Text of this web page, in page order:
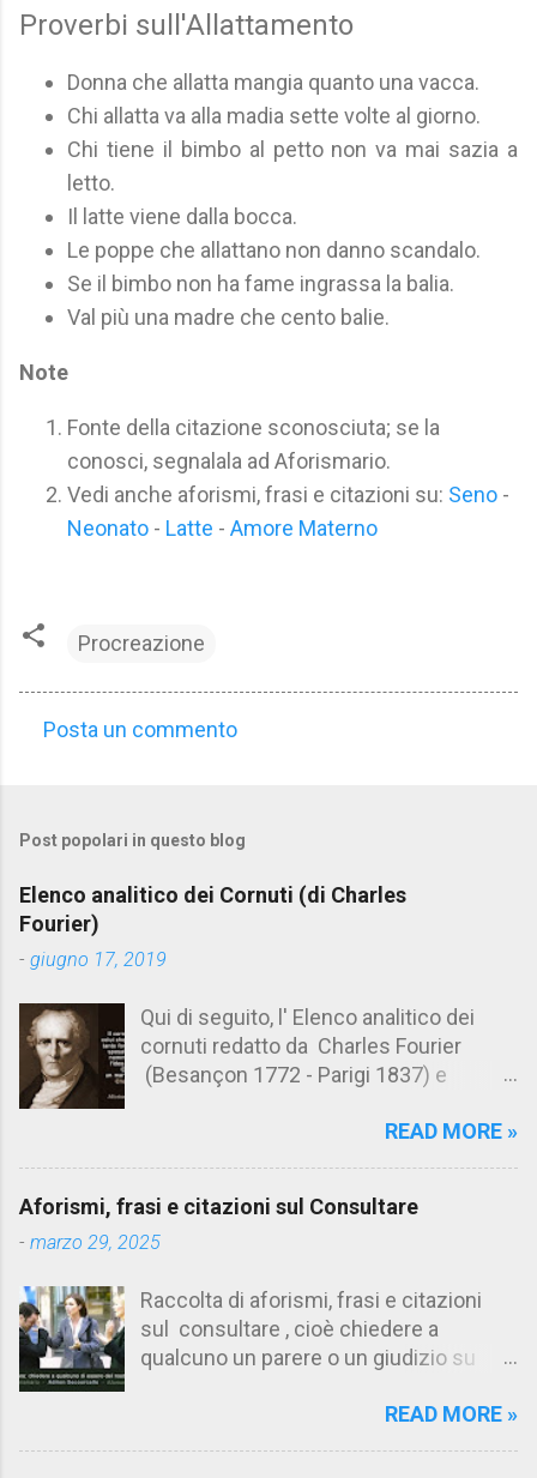
Proverbi sull'Allattamento
Donna che allatta mangia quanto una vacca.
Chi allatta va alla madia sette volte al giorno.
Chi tiene il bimbo al petto non va mai sazia a
letto.
Il latte viene dalla bocca.
Le poppe che allattano non danno scandalo.
Se il bimbo non ha fame ingrassa la balia.
Val più una madre che cento balie.
Note
Fonte della citazione sconosciuta; se la
conosci, segnalala ad Aforismario.
Vedi anche aforismi, frasi e citazioni su: Seno -
Neonato - Latte - Amore Materno
Procreazione
m
e
n
t
Posta un commento
Post popolari in questo blog
Elenco analitico dei Cornuti (di Charles
Fourier)
- giugno 17, 2019
Qui di seguito, l' Elenco analitico dei
cornuti redatto da Charles Fourier
(Besançon 1772 - Parigi 1837) e
Aforismario trovi anche una raccolta di
cornuto pretenzioso: colui che ritiene
sua moglie tanto fortunata, per averlo
ammettere l'idea del tradimento. Ciò lo
rende un marito assai comodo.
(Charles Fourier) Elenco analitico dei
ca. 1808 (postumo 1856) Traduzione
italiana da Il Borghese - Volume 29,
READ MORE »
Aforismi, frasi e citazioni sul Consultare
- marzo 29, 2025
Raccolta di aforismi, frasi e citazioni
sul consultare , cioè chiedere a
qualcuno un parere o un giudizio su
fanno riferimento anche allaREAD MORE »